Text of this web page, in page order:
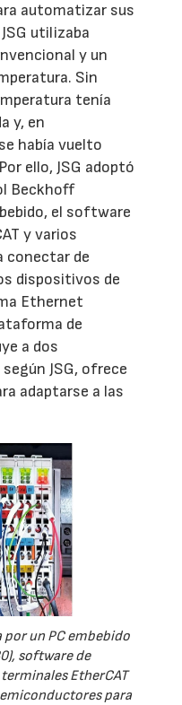
automatizar sus
utilizaba
y un
Sin
tenía
y, en
había vuelto
ello, JSG adoptó
Beckhoff
el software
y varios
conectar de
dispositivos de
Ethernet
de
a dos
JSG, ofrece
adaptarse a las
un PC embebido
software de
EtherCAT
para